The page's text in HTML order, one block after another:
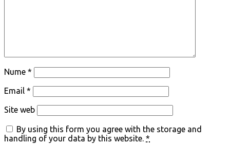
Nume *
Email *
Site web
By using this form you agree with the storage and
handling of your data by this website. *